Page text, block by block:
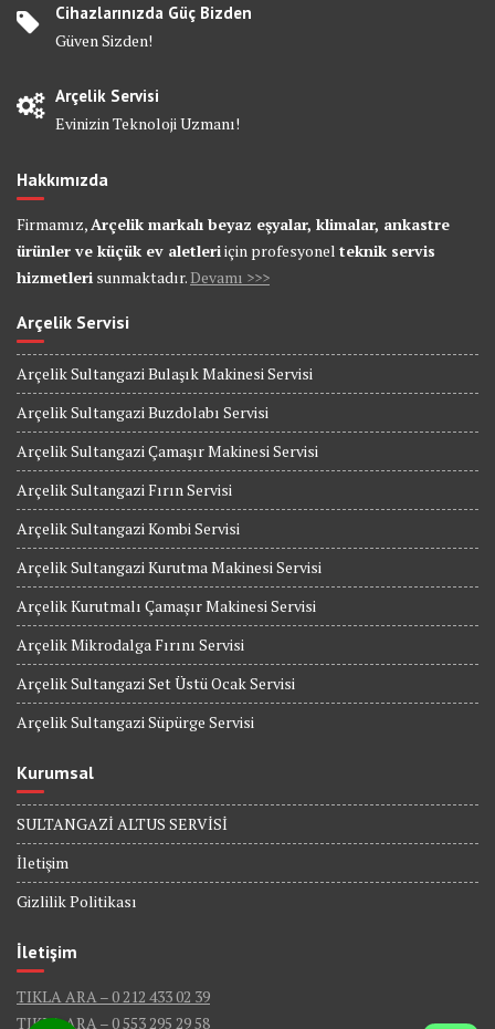
Cihazlarınızda Güç Bizden
Güven Sizden!
Arçelik Servisi
Evinizin Teknoloji Uzmanı!
Hakkımızda
Firmamız,Arçelik markalı beyaz eşyalar, klimalar, ankastre
ürünler ve küçük ev aletleriiçin profesyonel teknik servis
hizmetleri sunmaktadır.Devamı >>>
Arçelik Servisi
Arçelik Sultangazi Bulaşık Makinesi Servisi
Arçelik Sultangazi Buzdolabı Servisi
Arçelik Sultangazi Çamaşır Makinesi Servisi
Arçelik Sultangazi Fırın Servisi
Arçelik Sultangazi Kombi Servisi
Arçelik Sultangazi Kurutma Makinesi Servisi
Arçelik Kurutmalı Çamaşır Makinesi Servisi
Arçelik Mikrodalga Fırını Servisi
Arçelik Sultangazi Set Üstü Ocak Servisi
Arçelik Sultangazi Süpürge Servisi
Kurumsal
SULTANGAZİ ALTUS SERVİSİ
İletişim
Gizlilik Politikası
İletişim
TIKLA ARA – 0 212 433 02 39
TIKLA ARA – 0 553 295 29 58